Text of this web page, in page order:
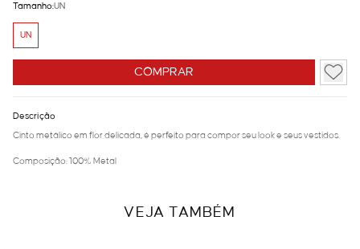
COMPRAR
Tamanho:UN
UN
Descrição
Cinto metálico em flor delicada, é perfeito para compor seu look e seus vestidos.
Composição: 100% Metal
VEJA TAMBÉM